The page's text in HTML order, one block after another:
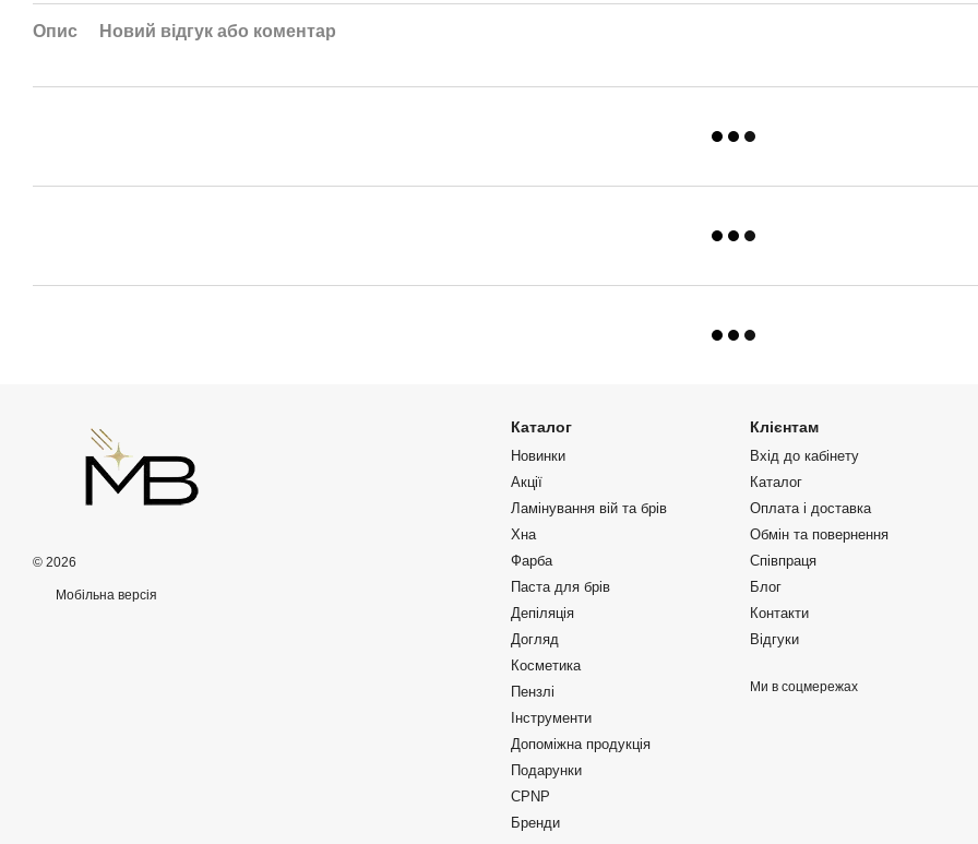
Опис Новий відгук або коментар
© 2026
Мобільна версія
Каталог
Новинки
Акції
Ламінування вій та брів
Хна
Фарба
Паста для брів
Депіляція
Догляд
Косметика
Пензлі
Інструменти
Допоміжна продукція
Подарунки
CPNP
Бренди
Клієнтам
Вхід до кабінету
Каталог
Оплата і доставка
Обмін та повернення
Співпраця
Блог
Контакти
Відгуки
Ми в соцмережах